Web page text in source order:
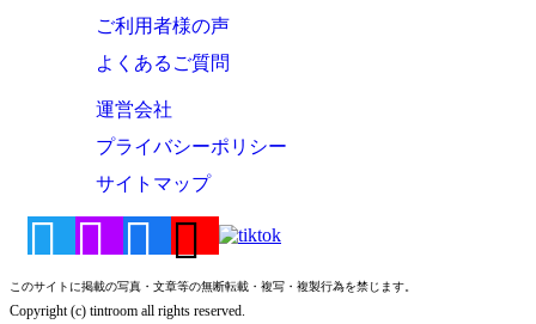
ご利用者様の声
よくあるご質問
運営会社
プライバシーポリシー
サイトマップ
このサイトに掲載の写真・文章等の無断転載・複写・複製行為を禁じます。
Copyright (c) tintroom all rights reserved.